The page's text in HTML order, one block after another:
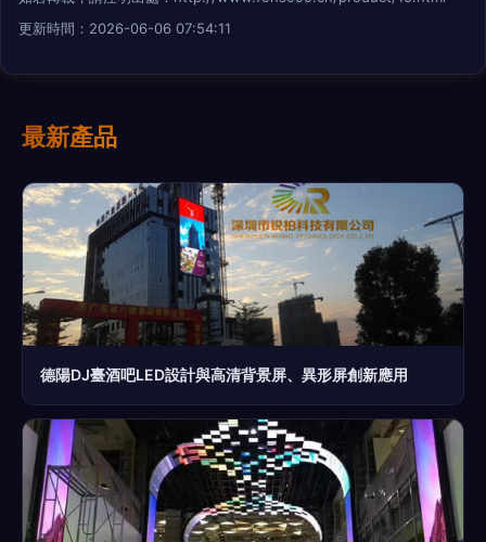
更新時間：2026-06-06 07:54:11
最新產品
德陽DJ臺酒吧LED設計與高清背景屏、異形屏創新應用